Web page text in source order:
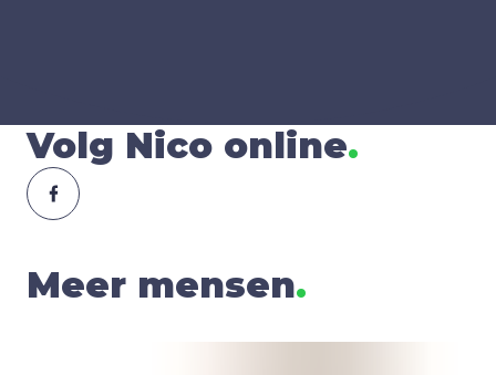
Volg Nico online.
Meer mensen.